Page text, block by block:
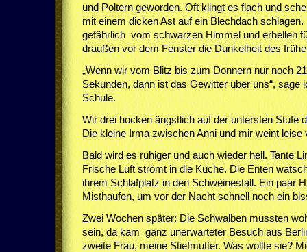
und Poltern geworden. Oft klingt es flach und
mit einem dicken Ast auf ein Blechdach
gefährlich vom schwarzen Himmel und erhellen
draußen vor dem Fenster die Dunkelheit des
„Wenn wir vom Blitz bis zum Donnern nur noch
Sekunden, dann ist das Gewitter über uns“, sage
Schule.
Wir drei hocken ängstlich auf der untersten Stufe
Die kleine Irma zwischen Anni und mir weint leise
Bald wird es ruhiger und auch wieder hell. Tante
Frische Luft strömt in die Küche. Die Enten
ihrem Schlafplatz in den Schweinestall. Ein paar
Misthaufen, um vor der Nacht schnell noch ein
Zwei Wochen später: Die Schwalben mussten
sein, da kam ganz unerwarteter Besuch aus
zweite Frau, meine Stiefmutter. Was wollte sie?